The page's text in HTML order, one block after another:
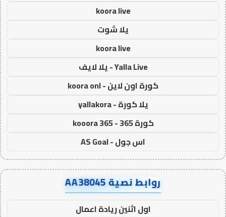
koora live
يلا شوت
koora live
Yalla Live - يلا لايف
كورة اون لاين - koora onl
يلا كورة - yallakora
كورة 365 - kooora 365
اس جول - AS Goal
روابط نصية AA38045
اول اثنين ريادة اعمال